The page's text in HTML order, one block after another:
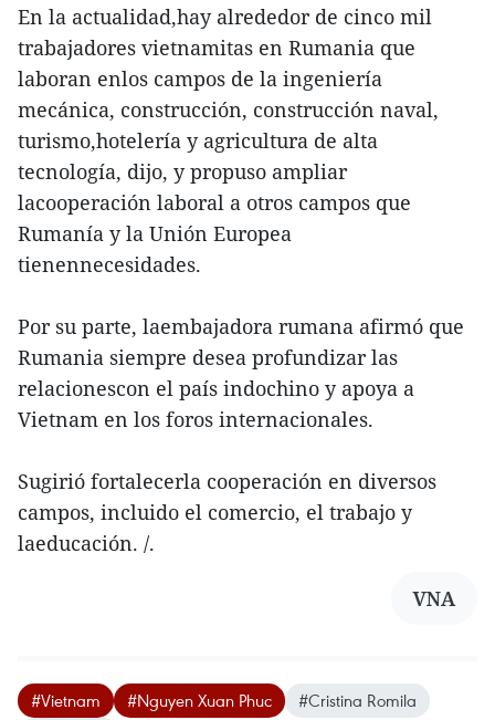
En la actualidad,hay alrededor de cinco mil
trabajadores vietnamitas en Rumania que
laboran enlos campos de la ingeniería
mecánica, construcción, construcción naval,
turismo,hotelería y agricultura de alta
tecnología, dijo, y propuso ampliar
lacooperación laboral a otros campos que
Rumanía y la Unión Europea
tienennecesidades.
Por su parte, laembajadora rumana afirmó que
Rumania siempre desea profundizar las
relacionescon el país indochino y apoya a
Vietnam en los foros internacionales.
Sugirió fortalecerla cooperación en diversos
campos, incluido el comercio, el trabajo y
laeducación. /.
VNA
#Vietnam #Nguyen Xuan Phuc
#Cristina Romila